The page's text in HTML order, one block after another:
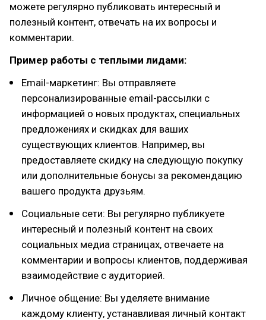
можете регулярно публиковать интересный и
полезный контент, отвечать на их вопросы и
комментарии.
Пример работы с теплыми лидами:
Email-маркетинг: Вы отправляете
персонализированные email-рассылки с
информацией о новых продуктах, специальных
предложениях и скидках для ваших
существующих клиентов. Например, вы
предоставляете скидку на следующую покупку
или дополнительные бонусы за рекомендацию
вашего продукта друзьям.
Социальные сети: Вы регулярно публикуете
интересный и полезный контент на своих
социальных медиа страницах, отвечаете на
комментарии и вопросы клиентов, поддерживая
взаимодействие с аудиторией.
Личное общение: Вы уделяете внимание
каждому клиенту, устанавливая личный контакт